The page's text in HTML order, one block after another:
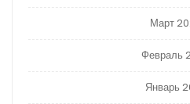
Март
Февраль
Январь